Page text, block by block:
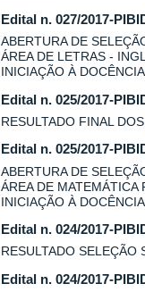
Edital n. 027/2017-
ABERTURA DE
ÁREA DE LETRAS -
INICIAÇÃO À
Edital n. 025/2017-
RESULTADO FINAL
Edital n. 025/2017-
ABERTURA DE
ÁREA DE MATEMÁTICA
INICIAÇÃO À
Edital n. 024/2017-
RESULTADO SELEÇÃO
Edital n. 024/2017-